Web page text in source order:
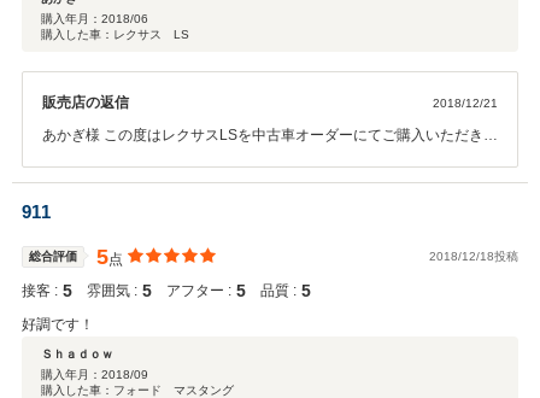
購入年月： 2018/06
購入した車：レクサス LS
販売店の返信 2018/12/21
あかぎ様 この度はレクサスLSを中古車オーダーにてご購入いただきま
が、カーライフは楽しんでいただけておりますでしょうか？ あかぎ様
のカーライフを当社がお手伝いすることができて、大変うれしく思っ
いお声をいただき、今後も変わらぬ信頼を継続できるよう努めてまい
りたい思います。 車種検討の段階からご相談をいただけたことで、あ
かぎ様の生活にクルマがどのようにかかわっているのかを伺うこと
で、最適な一台をご提案できたのではないかと感じております。 今後
い。これからがカーライフのお手伝いをさせていただくにあたり大切
ですので。レクサスLSを末永くご愛乗ください。
911
総合評価 5点 2018/12/18投稿
接客 : 5 雰囲気 : 5 アフター : 5 品質 : 5
好調です！
Ｓｈａｄｏｗ
購入年月： 2018/09
購入した車：フォード マスタング